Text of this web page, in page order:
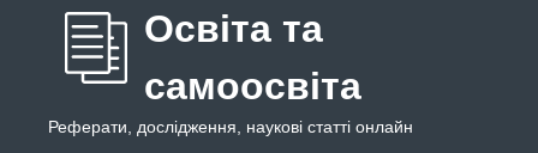
Освіта та
самоосвіта
Реферати, дослідження, наукові статті онлайн